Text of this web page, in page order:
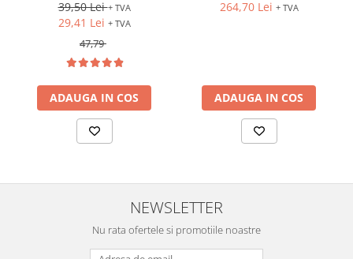
39,50 Lei+ TVA
29,41 Lei + TVA
47,79
ADAUGA IN COS
170x50 mm
264,70 Lei + TVA
ADAUGA IN COS
NEWSLETTER
Nu rata ofertele si promotiile noastre